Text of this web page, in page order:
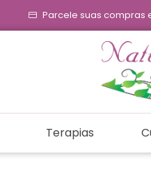
Parcele suas compras
Terapias